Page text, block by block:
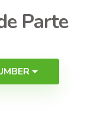
Parte